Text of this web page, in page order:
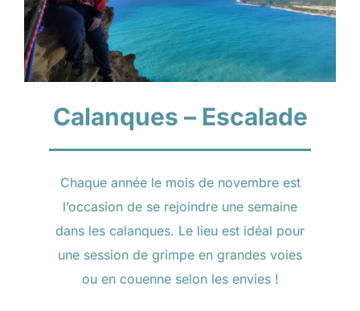
Calanques – Escalade
Chaque année le mois de novembre est
l’occasion de se rejoindre une semaine
dans les calanques. Le lieu est idéal pour
une session de grimpe en grandes voies
ou en couenne selon les envies !